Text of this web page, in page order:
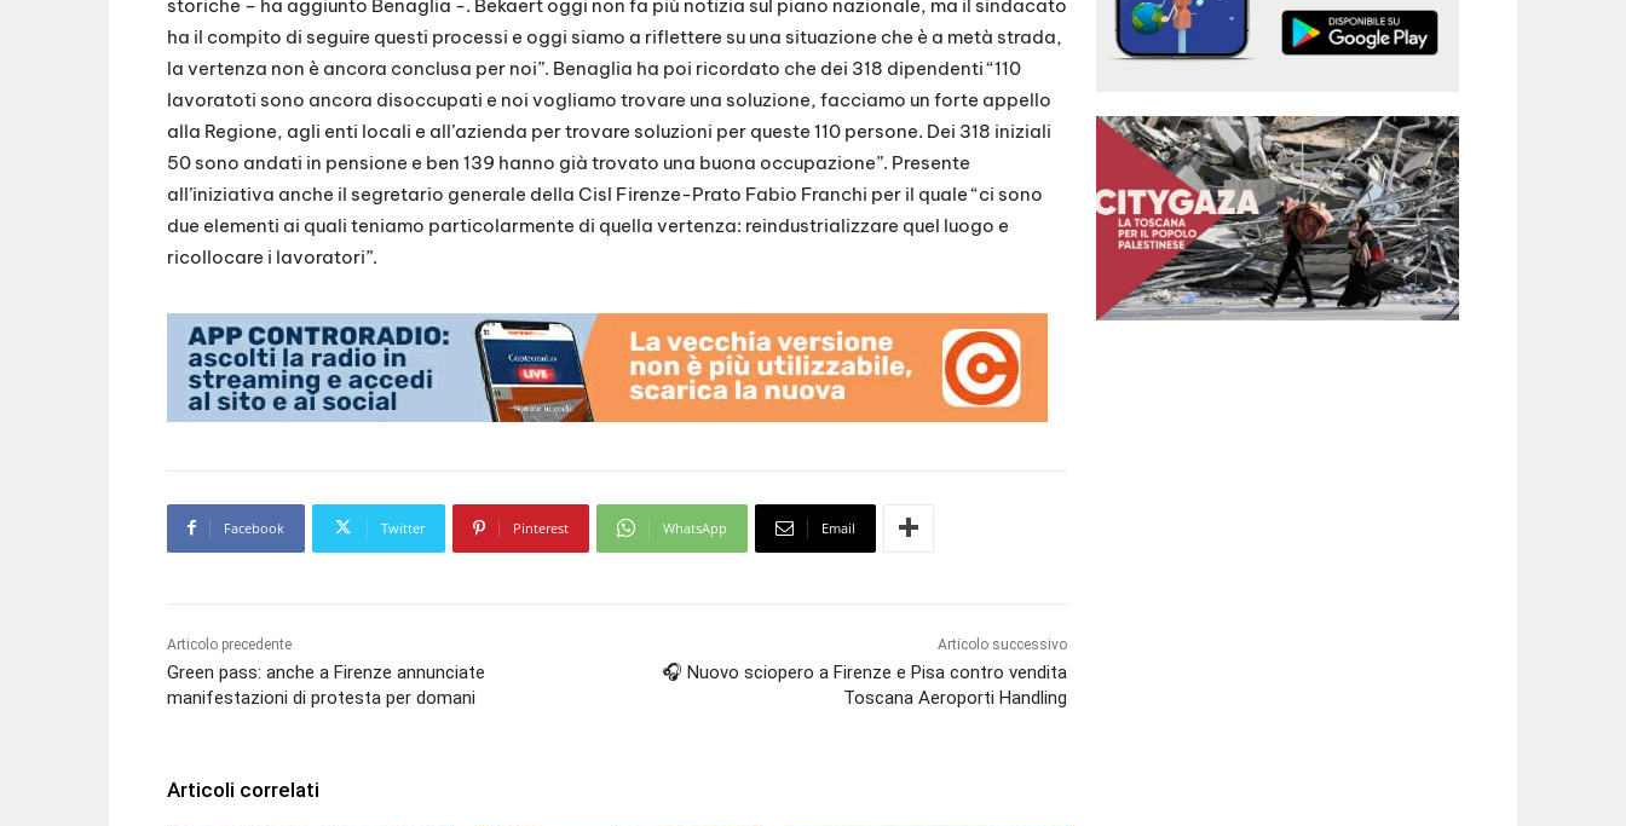
storiche – ha aggiunto Benaglia -. Bekaert oggi non fa più notizia sul piano nazionale, ma il sindacato
ha il compito di seguire questi processi e oggi siamo a riflettere su una situazione che è a metà strada,
la vertenza non è ancora conclusa per noi”. Benaglia ha poi ricordato che dei 318 dipendenti “110
lavoratoti sono ancora disoccupati e noi vogliamo trovare una soluzione, facciamo un forte appello
alla Regione, agli enti locali e all’azienda per trovare soluzioni per queste 110 persone. Dei 318 iniziali
50 sono andati in pensione e ben 139 hanno già trovato una buona occupazione”. Presente
all’iniziativa anche il segretario generale della Cisl Firenze-Prato Fabio Franchi per il quale “ci sono
due elementi ai quali teniamo particolarmente di quella vertenza: reindustrializzare quel luogo e
ricollocare i lavoratori”.
Facebook Twitter Pinterest WhatsApp Email
Articolo precedente
Green pass: anche a Firenze annunciate
manifestazioni di protesta per domani
Articolo successivo
🎧 Nuovo sciopero a Firenze e Pisa contro vendita
Toscana Aeroporti Handling
Articoli correlati